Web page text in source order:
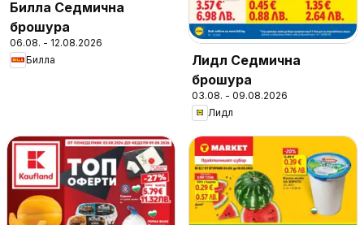
Билла Седмична
брошура
06.08. - 12.08.2026
Билла
Лидл Седмична
брошура
03.08. - 09.08.2026
Лидл